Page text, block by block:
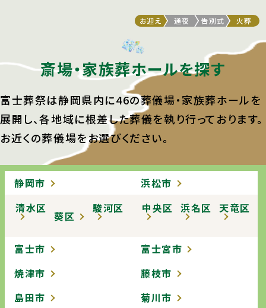
お迎え 通夜 告別式 火葬
斎場・家族葬ホールを探す
富士葬祭は静岡県内に46の葬儀場・家族葬ホールを
展開し、各地域に根差した葬儀を執り行っております。
お近くの葬儀場をお選びください。
静岡市
清水区
葵区
駿河区
浜松市
中央区
浜名区 天竜区
富士市
富士宮市
焼津市
藤枝市
島田市
菊川市